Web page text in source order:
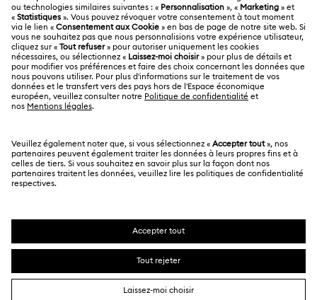
Contactez-Nous
Calculer votre taille
Rechercher une boutique
Emploi & Carrières
Alumni Community
Pour les professionnels
Swarovski Created Diamonds
Kristallwelten
MENTIONS LÉGALES
Conditions D’Utilisation
Conditions Générales
Politique De Confidentialité
Gestion Des Cookies
Mention Légale
Déclaration de consentement relative à la protection des
Autres pays/régions
English
Deutsch Español Français
SWAROVSKI et le logo Cygne sont des marques
déposées de Swarovski AG.